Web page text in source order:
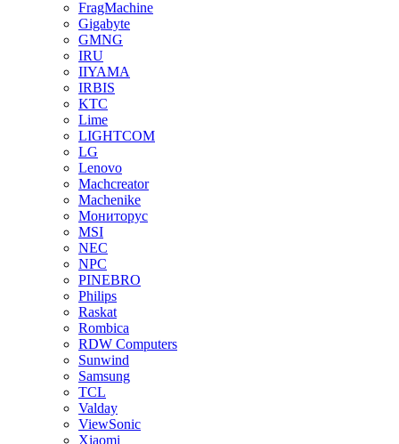
FragMachine
Gigabyte
GMNG
IRU
IIYAMA
IRBIS
KTC
Lime
LIGHTCOM
LG
Lenovo
Machcreator
Machenike
Мониторус
MSI
NEC
NPC
PINEBRO
Philips
Raskat
Rombica
RDW Computers
Sunwind
Samsung
TCL
Valday
ViewSonic
Xiaomi